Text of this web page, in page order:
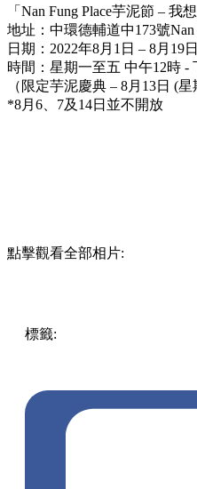
「Nan Fung Place芋泥節 – 我
地址：中環德輔道中173號Nan
時間：星期一至五 中午12時 -